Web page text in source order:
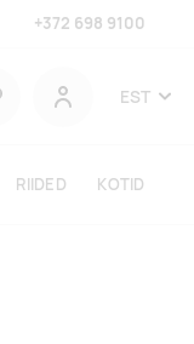
+372 698 9100
Kasutaja
EST
RIIDED KOTID